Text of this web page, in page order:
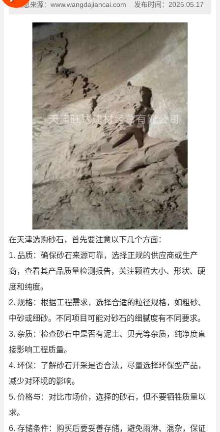
信息来源： www.wangdajiancai.com 发布时间： 2025.05.17
在天津选购砂石，首先要注意以下几个方面：
1. 品质：确保砂石来源可靠，选择正规的供应商或生产
商，查看其产品质量检测报告，关注颗粒大小、形状、硬
度和纯度。
2. 规格：根据工程需求，选择合适的粒径规格，如粗砂、
中砂或细砂。不同项目可能对砂石的细腻度有不同要求。
3. 杂质：检查砂石中是否有泥土、贝壳等杂质，纯净度直
接影响工程质量。
4. 环保：了解砂石开采是否合法，尽量选择环保型产品，
减少对环境的影响。
5. 价格与：对比市场价，选择的砂石，但不要牺牲质量以
求。
6. 存储条件：购买后要妥善存储，避免雨淋、混杂，保证